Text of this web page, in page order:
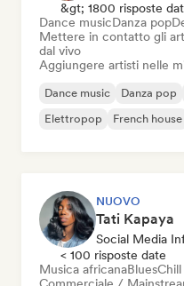
&gt; 1800 risposte
Dance musicDanza pop
Mettere in contatto gli
dal vivo
Aggiungere artisti nelle
Dance music Danza pop
Elettropop
French house
NUOVO
Tati Kapaya
Social Media
< 100 risposte date
Musica africanaBluesChill